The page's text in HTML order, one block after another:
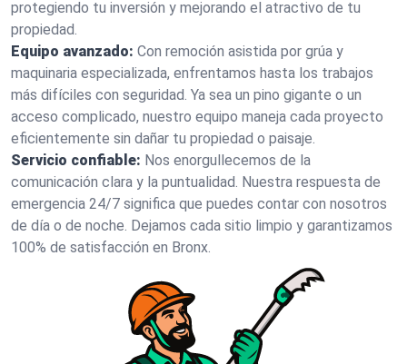
protegiendo tu inversión y mejorando el atractivo de tu
propiedad.
Equipo avanzado: Con remoción asistida por grúa y
maquinaria especializada, enfrentamos hasta los trabajos
más difíciles con seguridad. Ya sea un pino gigante o un
acceso complicado, nuestro equipo maneja cada proyecto
eficientemente sin dañar tu propiedad o paisaje.
Servicio confiable: Nos enorgullecemos de la
comunicación clara y la puntualidad. Nuestra respuesta de
emergencia 24/7 significa que puedes contar con nosotros
de día o de noche. Dejamos cada sitio limpio y garantizamos
100% de satisfacción en Bronx.